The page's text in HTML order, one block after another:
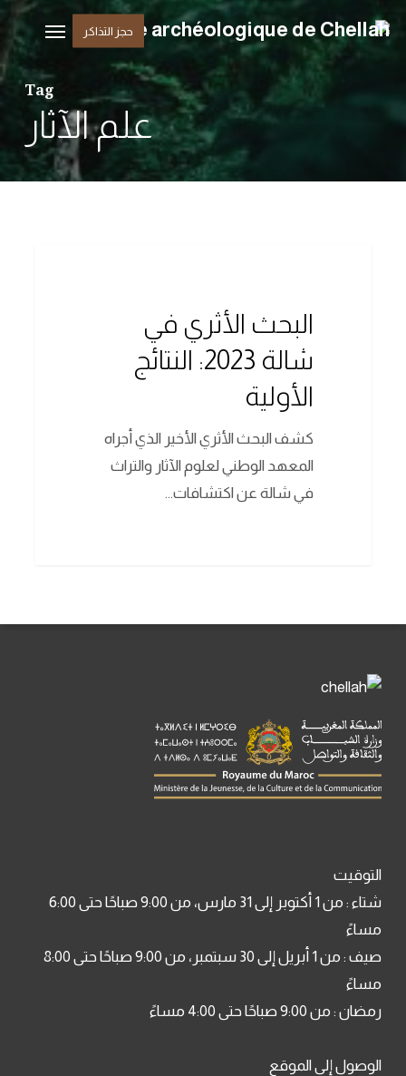
Skip
حجز التذاكر
القائمة
Tag
علم الآثار
البحث الأثري في
شالة 2023: النتائج
الأولية
كشف البحث الأثري الأخير الذي أجراه
المعهد الوطني لعلوم الآثار والتراث
في شالة عن اكتشافات…
التوقيت
شتاء : من 1 أكتوبر إلى 31 مارس، من 9:00 صباحًا حتى 6:00
مساءً
صيف : من 1 أبريل إلى 30 سبتمبر، من 9:00 صباحًا حتى 8:00
مساءً
رمضان : من 9:00 صباحًا حتى 4:00 مساءً
الوصول إلى الموقع